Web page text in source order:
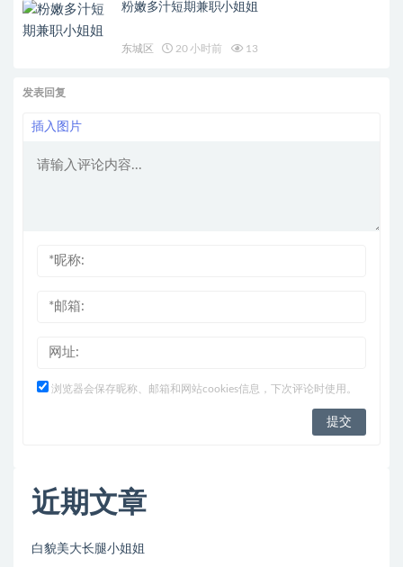
粉嫩多汁短期兼职小姐姐
东城区 20 小时前 13
发表回复
插入图片
浏览器会保存昵称、邮箱和网站cookies信息，下次评论时使用。
近期文章
白貌美大长腿小姐姐